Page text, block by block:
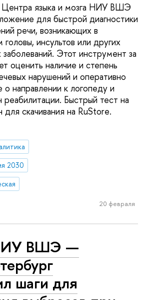
Центра языка и мозга НИУ ВШЭ
для быстрой диагностики
речи, возникающих в
головы, инсультов или других
заболеваний. Этот инструмент за
оценить наличие и степень
нарушений и оперативно
направлении к логопеду и
реабилитации. Быстрый тест на
скачивания на RuStore.
2030
20 февраля
ВШЭ —
шаги для